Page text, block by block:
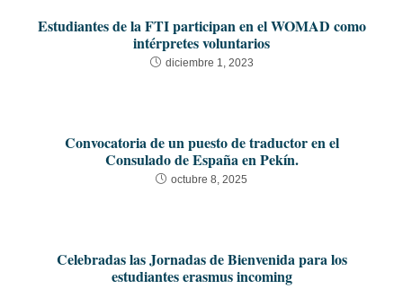
Estudiantes de la FTI participan en el WOMAD como
intérpretes voluntarios
diciembre 1, 2023
Convocatoria de un puesto de traductor en el
Consulado de España en Pekín.
octubre 8, 2025
Celebradas las Jornadas de Bienvenida para los
estudiantes erasmus incoming